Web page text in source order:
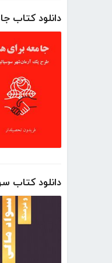
دانلود کتاب
دانلود کتاب